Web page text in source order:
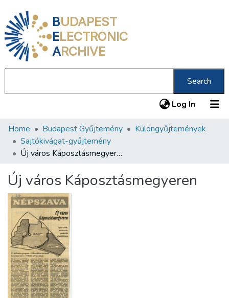
BUDAPEST
ELECTRONIC
ARCHIVE
Search
Log In (current)
Communities & Collections
All of DSpace
Statistics
About us
Home Budapest Gyűjtemény
Különgyűjtemények
Sajtókivágat-gyűjtemény
Új város Káposztásmegyeren
Új város Káposztásmegyeren